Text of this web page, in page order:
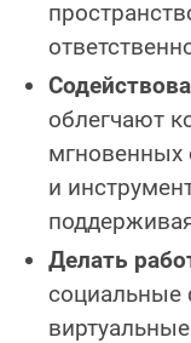
облегчают
мгновенных
и
Делать
социальные